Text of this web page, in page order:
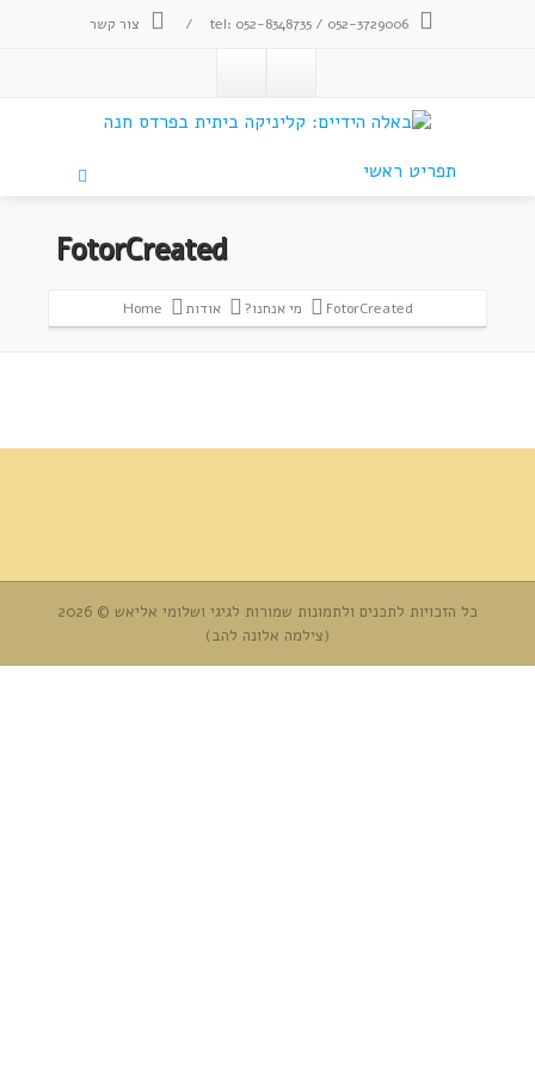
tel: 052-8348735 / 052-3729006
/ צור קשר
תפריט ראשי
FotorCreated
FotorCreated מי אנחנו? אודות Home
כל הזכויות לתכנים ולתמונות שמורות לגיגי ושלומי אליאש © 2026
(צילמה אלונה להב)